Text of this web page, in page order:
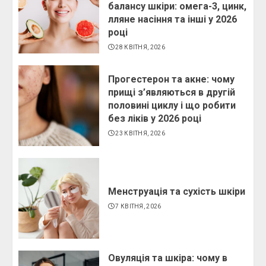
балансу шкіри: омега-3, цинк,
лляне насіння та інші у 2026
році
28 КВІТНЯ, 2026
Прогестерон та акне: чому
прищі з’являються в другій
половині циклу і що робити
без ліків у 2026 році
23 КВІТНЯ, 2026
Менструація та сухість шкіри
7 КВІТНЯ, 2026
Овуляція та шкіра: чому в